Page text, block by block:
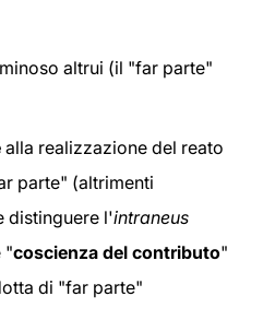
altrui (il "far parte"
alla realizzazione del reato
parte" (altrimenti
distinguere l'intraneus
"coscienza del contributo"
di "far parte"